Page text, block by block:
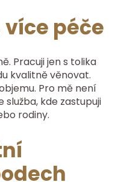
péče
Pracuji jen s tolika
kvalitně věnovat.
Pro mě není
kde zastupuji
rodiny.